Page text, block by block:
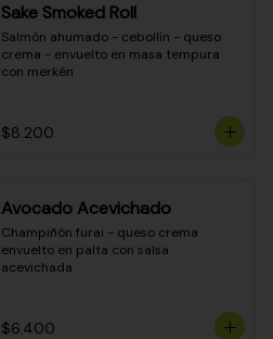
Sake Smoked Roll
Salmón ahumado - cebollín - queso
crema - envuelto en masa tempura
con merkén
$8.200
Avocado Acevichado
Champiñón furai - queso crema
envuelto en palta con salsa
acevichada
$6.400